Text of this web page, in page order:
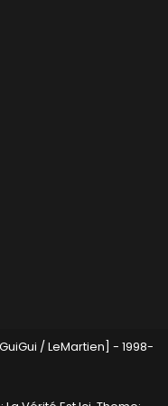
/ LeMartien] - 1998-